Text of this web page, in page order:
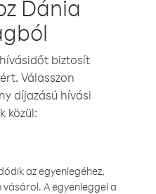
Dánia
biztosít
Válasszon
díjazású hívási
közül:
az egyenlegéhez,
A egyenleggel a